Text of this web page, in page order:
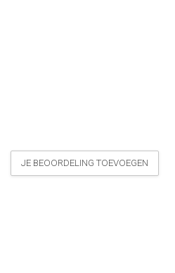
JE BEOORDELING TOEVOEGEN